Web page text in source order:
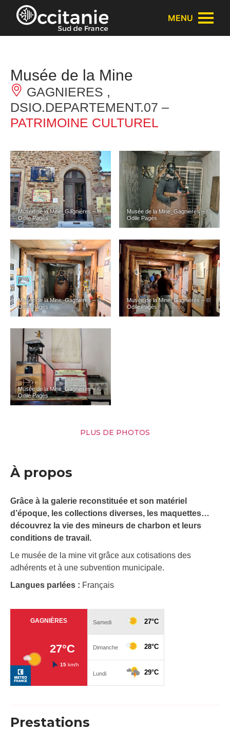
Panneau de gestion des cookies
MENU
Musée de la Mine
GAGNIERES ,
DSIO.DEPARTEMENT.07 –
PATRIMOINE CULTUREL
Musée de la Mine_Gagnières – ©
Odile Pagès
Musée de la Mine_Gagnières – ©
Odile Pagès
Musée de la Mine_Gagnières – ©
Odile Pagès
Musée de la Mine_Gagnières – ©
Odile Pagès
Musée de la Mine_Gagnières – ©
Odile Pagès
PLUS DE PHOTOS
À propos
Grâce à la galerie reconstituée et son matériel
d’époque, les collections diverses, les maquettes…
découvrez la vie des mineurs de charbon et leurs
conditions de travail.
Le musée de la mine vit grâce aux cotisations des
adhérents et à une subvention municipale.
Langues parlées : Français
Prestations